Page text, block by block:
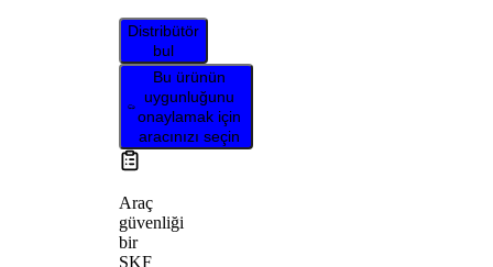
Distribütör
bul
Bu ürünün
uygunluğunu
onaylamak için
aracınızı seçin
Araç
güvenliği
bir
SKF